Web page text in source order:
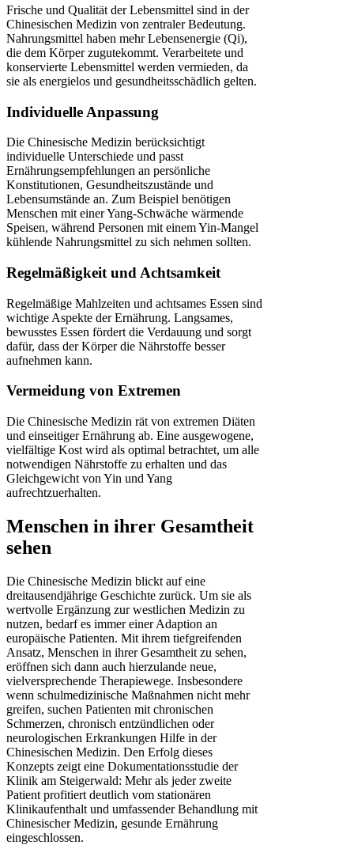
Frische und Qualität der Lebensmittel sind in der
Chinesischen Medizin von zentraler Bedeutung.
Nahrungsmittel haben mehr Lebensenergie (Qi),
die dem Körper zugutekommt. Verarbeitete und
konservierte Lebensmittel werden vermieden, da
sie als energielos und gesundheitsschädlich gelten.
Individuelle Anpassung
Die Chinesische Medizin berücksichtigt
individuelle Unterschiede und passt
Ernährungsempfehlungen an persönliche
Konstitutionen, Gesundheitszustände und
Lebensumstände an. Zum Beispiel benötigen
Menschen mit einer Yang-Schwäche wärmende
Speisen, während Personen mit einem Yin-Mangel
kühlende Nahrungsmittel zu sich nehmen sollten.
Regelmäßigkeit und Achtsamkeit
Regelmäßige Mahlzeiten und achtsames Essen sind
wichtige Aspekte der Ernährung. Langsames,
bewusstes Essen fördert die Verdauung und sorgt
dafür, dass der Körper die Nährstoffe besser
aufnehmen kann.
Vermeidung von Extremen
Die Chinesische Medizin rät von extremen Diäten
und einseitiger Ernährung ab. Eine ausgewogene,
vielfältige Kost wird als optimal betrachtet, um alle
notwendigen Nährstoffe zu erhalten und das
Gleichgewicht von Yin und Yang
aufrechtzuerhalten.
Menschen in ihrer Gesamtheit
sehen
Die Chinesische Medizin blickt auf eine
dreitausendjährige Geschichte zurück. Um sie als
wertvolle Ergänzung zur westlichen Medizin zu
nutzen, bedarf es immer einer Adaption an
europäische Patienten. Mit ihrem tiefgreifenden
Ansatz, Menschen in ihrer Gesamtheit zu sehen,
eröffnen sich dann auch hierzulande neue,
vielversprechende Therapiewege. Insbesondere
wenn schulmedizinische Maßnahmen nicht mehr
greifen, suchen Patienten mit chronischen
Schmerzen, chronisch entzündlichen oder
neurologischen Erkrankungen Hilfe in der
Chinesischen Medizin. Den Erfolg dieses
Konzepts zeigt eine Dokumentationsstudie der
Klinik am Steigerwald: Mehr als jeder zweite
Patient profitiert deutlich vom stationären
Klinikaufenthalt und umfassender Behandlung mit
Chinesischer Medizin, gesunde Ernährung
eingeschlossen.